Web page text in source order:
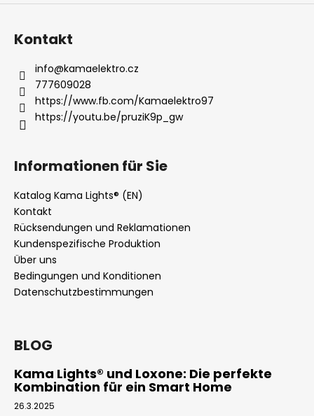
r
Kontakt
info@kamaelektro.cz
777609028
https://www.fb.com/Kamaelektro97
https://youtu.be/pruziK9p_gw
Informationen für Sie
Katalog Kama Lights® (EN)
Kontakt
Rücksendungen und Reklamationen
Kundenspezifische Produktion
Über uns
Bedingungen und Konditionen
Datenschutzbestimmungen
BLOG
Kama Lights® und Loxone: Die perfekte
Kombination für ein Smart Home
26.3.2025